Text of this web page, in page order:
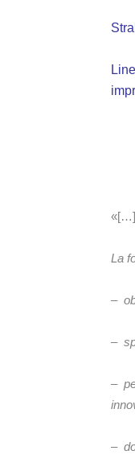
«[…]
La
–
–
–
–